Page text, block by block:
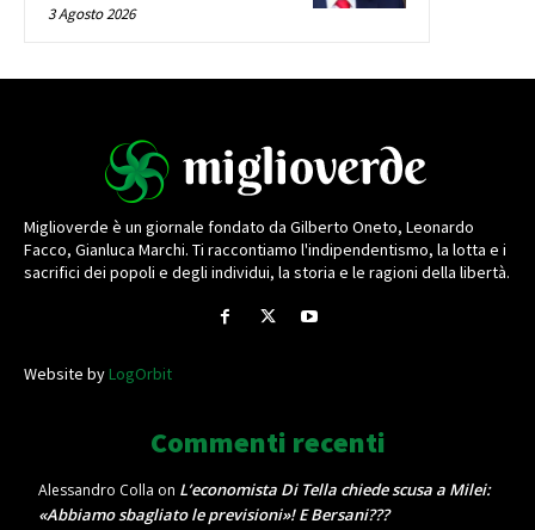
3 Agosto 2026
Miglioverde è un giornale fondato da Gilberto Oneto, Leonardo
Facco, Gianluca Marchi. Ti raccontiamo l'indipendentismo, la lotta e i
sacrifici dei popoli e degli individui, la storia e le ragioni della libertà.
Website byLogOrbit
Commenti recenti
Alessandro Colla on L’economista Di Tella chiede scusa a Milei:
«Abbiamo sbagliato le previsioni»! E Bersani???